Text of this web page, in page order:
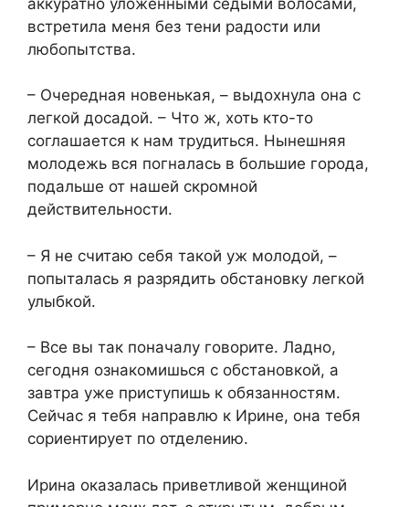
встретила меня без тени радости или
любопытства.
– Очередная новенькая, – выдохнула она с
легкой досадой. – Что ж, хоть кто-то
соглашается к нам трудиться. Нынешняя
молодежь вся погналась в большие города,
подальше от нашей скромной
действительности.
– Я не считаю себя такой уж молодой, –
попыталась я разрядить обстановку легкой
улыбкой.
– Все вы так поначалу говорите. Ладно,
сегодня ознакомишься с обстановкой, а
завтра уже приступишь к обязанностям.
Сейчас я тебя направлю к Ирине, она тебя
сориентирует по отделению.
Ирина оказалась приветливой женщиной